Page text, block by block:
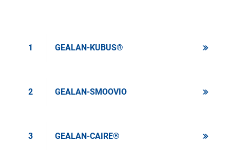
1 GEALAN-KUBUS®
2 GEALAN-SMOOVIO
3 GEALAN-CAIRE®